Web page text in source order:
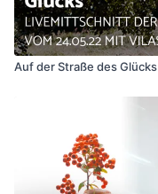
Auf der Straße des Glücks